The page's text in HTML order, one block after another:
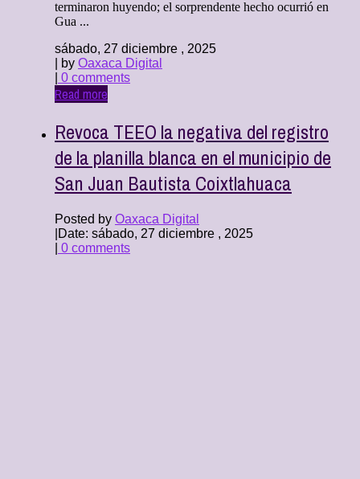
terminaron huyendo; el sorprendente hecho ocurrió en
Gua ...
sábado, 27 diciembre , 2025
| by Oaxaca Digital
0 comments
Read more
Revoca TEEO la negativa del registro
de la planilla blanca en el municipio de
San Juan Bautista Coixtlahuaca
Posted by Oaxaca Digital
Date: sábado, 27 diciembre , 2025
0 comments